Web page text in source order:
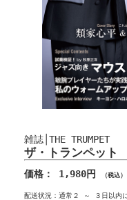
雑誌│THE TRUMPET
ザ・トランペッ
価格： 1,980円 （税込）
配送状況：通常２ ～ ３日以内